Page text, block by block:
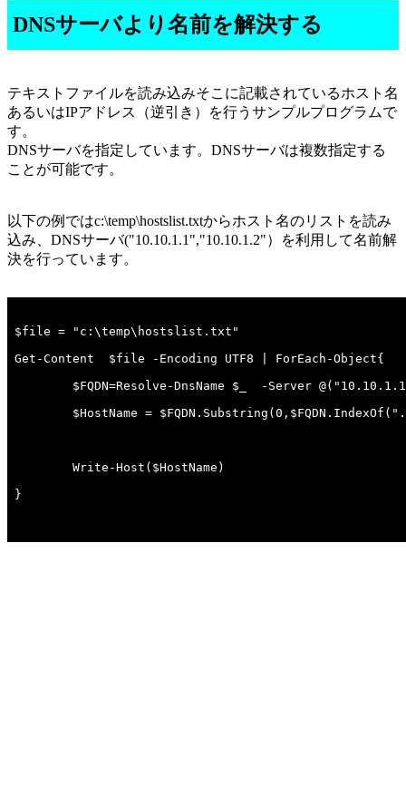
DNSサーバより名前を解決する
テキストファイルを読み込みそこに記載されているホスト名
あるいはIPアドレス（逆引き）を行うサンプルプログラムで
す。
DNSサーバを指定しています。DNSサーバは複数指定する
ことが可能です。
以下の例ではc:\temp\hostslist.txtからホスト名のリストを読み
込み、DNSサーバ("10.10.1.1","10.10.1.2"）を利用して名前解
決を行っています。